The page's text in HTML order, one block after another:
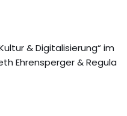
& Digitalisierung“ im
Ehrensperger & Regula